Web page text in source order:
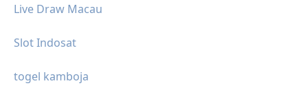
Live Draw Macau
Slot Indosat
togel kamboja